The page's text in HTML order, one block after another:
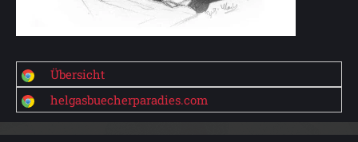
Übersicht
helgasbuecherparadies.com